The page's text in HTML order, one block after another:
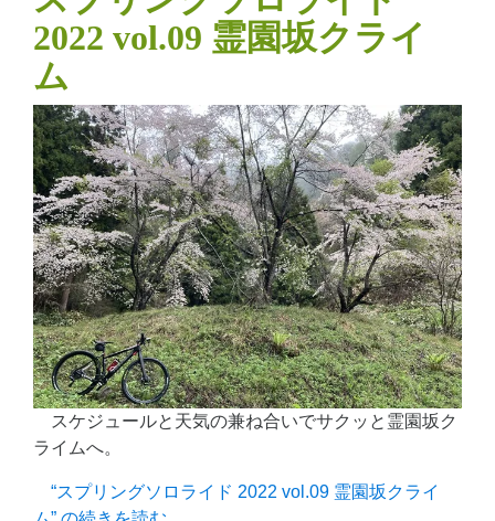
2022 vol.09 霊園坂クライ
ム
スケジュールと天気の兼ね合いでサクッと霊園坂ク
ライムへ。
“スプリングソロライド 2022 vol.09 霊園坂クライ